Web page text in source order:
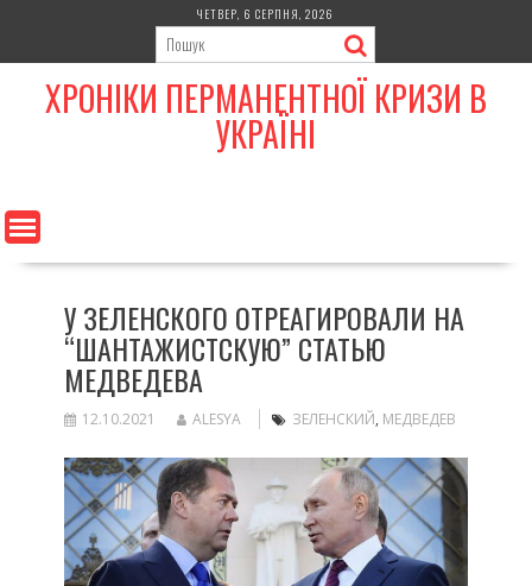
content
ЧЕТВЕР, 6 СЕРПНЯ, 2026
ХРОНІКИ ПЕРМАНЕНТНОЇ КРИЗИ В
УКРАЇНІ
У ЗЕЛЕНСКОГО ОТРЕАГИРОВАЛИ НА
“ШАНТАЖИСТСКУЮ” СТАТЬЮ
МЕДВЕДЕВА
12.10.2021 ALESYA ЗЕЛЕНСКИЙ, МЕДВЕДЕВ